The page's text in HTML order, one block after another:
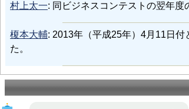
村上太一: 同ビジネスコンテストの翌年度
榎本大輔: 2013年（平成25年）4月11日付
た。